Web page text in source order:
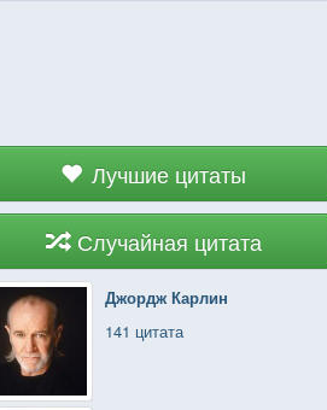
Лучшие цитаты
Случайная цитата
Джордж Карлин
141 цитата